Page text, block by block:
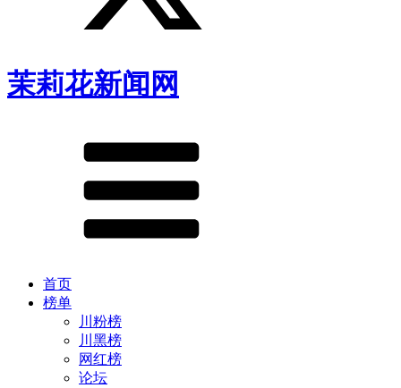
茉莉花新闻网
首页
榜单
川粉榜
川黑榜
网红榜
论坛